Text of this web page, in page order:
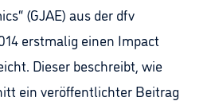
(GJAE) aus der dfv
erstmalig einen Impact
Dieser beschreibt, wie
ein veröffentlichter Beitrag